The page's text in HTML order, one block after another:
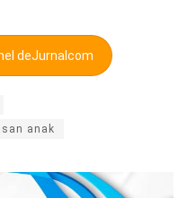
deJurnalcom
anak